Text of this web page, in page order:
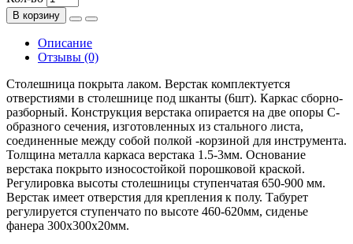
В корзину
Описание
Отзывы (0)
Столешница покрыта лаком. Верстак комплектуется
отверстиями в столешнице под шканты (6шт). Каркас сборно-
разборный. Конструкция верстака опирается на две опоры С-
образного сечения, изготовленных из стального листа,
соединенные между собой полкой -корзиной для инструмента.
Толщина металла каркаса верстака 1.5-3мм. Основание
верстака покрыто износостойкой порошковой краской.
Регулировка высоты столешницы ступенчатая 650-900 мм.
Верстак имеет отверстия для крепления к полу. Табурет
регулируется ступенчато по высоте 460-620мм, сиденье
фанера 300х300х20мм.